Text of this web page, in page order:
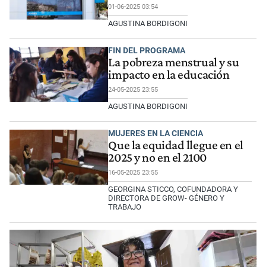
01-06-2025 03:54
AGUSTINA BORDIGONI
FIN DEL PROGRAMA
La pobreza menstrual y su
impacto en la educación
24-05-2025 23:55
AGUSTINA BORDIGONI
MUJERES EN LA CIENCIA
Que la equidad llegue en el
2025 y no en el 2100
16-05-2025 23:55
GEORGINA STICCO, COFUNDADORA Y
DIRECTORA DE GROW- GÉNERO Y
TRABAJO